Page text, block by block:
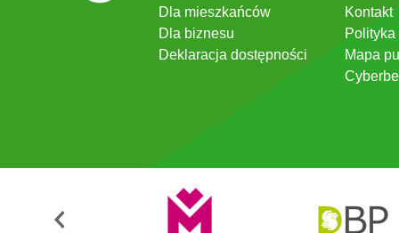
Dla mieszkańców
Dla biznesu
Deklaracja dostępności
Kontakt
Mapa